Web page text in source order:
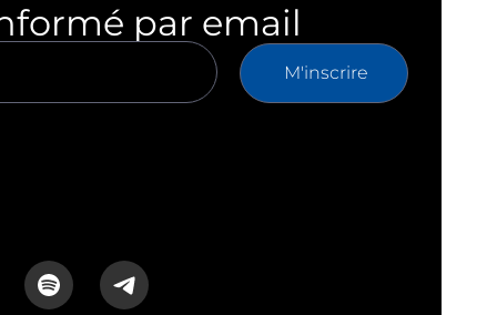
par email
M'inscrire